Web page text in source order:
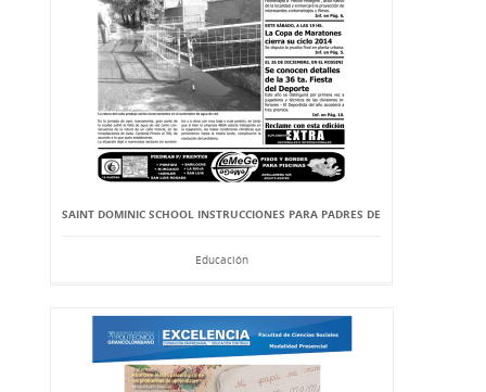
SAINT DOMINIC SCHOOL INSTRUCCIONES PARA PADRES DE
Educación